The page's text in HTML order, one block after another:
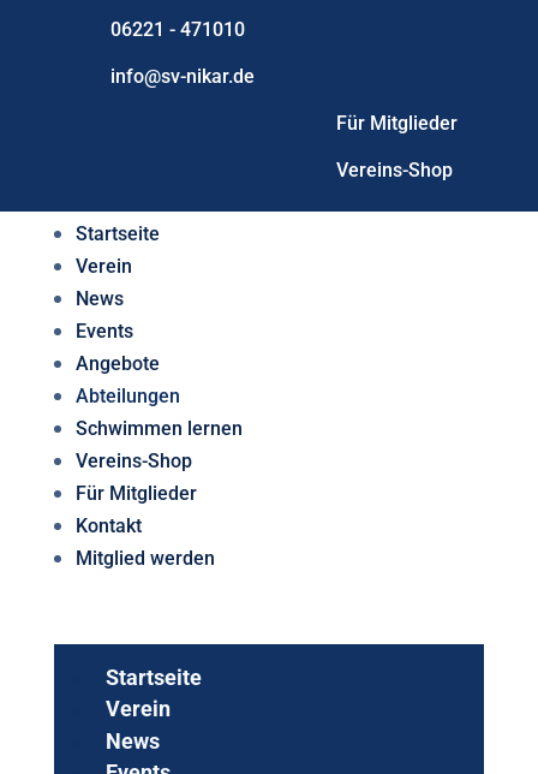
06221 - 471010
info@sv-nikar.de
Für Mitglieder
Vereins-Shop
Startseite
Verein
News
Events
Angebote
Abteilungen
Schwimmen lernen
Vereins-Shop
Für Mitglieder
Kontakt
Mitglied werden
Startseite
Verein
News